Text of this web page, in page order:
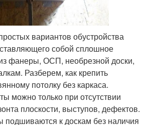
вариантов обустройства
собой сплошное
фанеры, ОСП, необрезной доски,
Разберем, как крепить
потолку без каркаса.
можно только при отсутствии
плоскости, выступов, дефектов.
подшиваются к доскам без наличия